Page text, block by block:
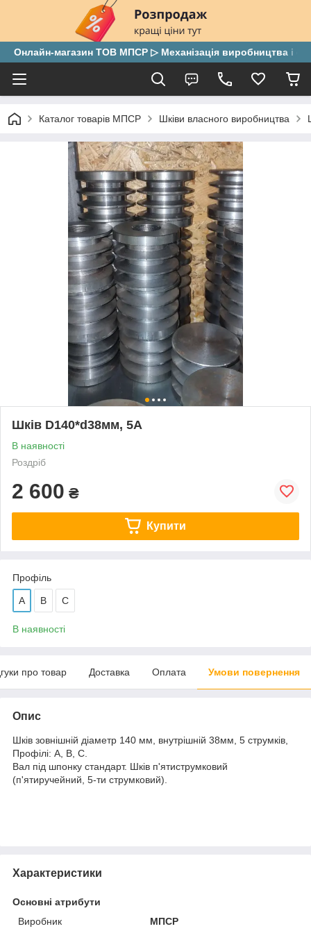
Онлайн-магазин ТОВ МПСР ▷ Механізація виробництва і
Каталог товарів МПСР Шківи власного виробництва
Шків D140*d38мм, 5А
В наявності
Роздріб
2 600 ₴
Купити
Профіль
А В С
В наявності
про товар Доставка Оплата Умови повернення
Опис
Шків зовнішній діаметр 140 мм, внутрішній 38мм, 5 струмків,
Профілі: А, В, С.
Вал під шпонку стандарт. Шків п'ятиструмковий
(п'ятиручейний, 5-ти струмковий).
Характеристики
Основні атрибути
Виробник
МПСР